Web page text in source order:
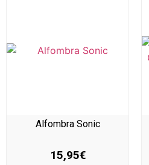
Alfombra Sonic
15,95€